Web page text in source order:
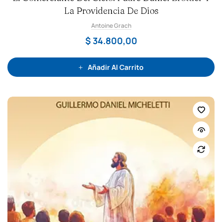
l
r
o
o
n
d
5
La Providencia De Dios
Antoine Grach
$34.800,00
Añadir Al Carrito